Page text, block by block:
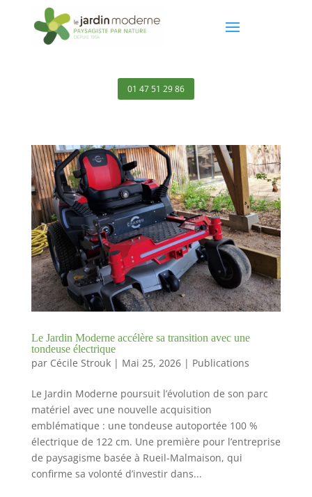
01 47 51 29 86
Le Jardin Moderne accélère sa transition avec une
tondeuse électrique
par Cécile Strouk| Mai 25, 2026| Publications
Le Jardin Moderne poursuit l’évolution de son parc
matériel avec une nouvelle acquisition
emblématique : une tondeuse autoportée 100 %
électrique de 122 cm. Une première pour l’entreprise
de paysagisme basée à Rueil-Malmaison, qui
confirme sa volonté d’investir dans...